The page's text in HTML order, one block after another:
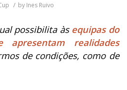
/ by Ines Ruivo
possibilita às equipas do
realidades
de condições, como de